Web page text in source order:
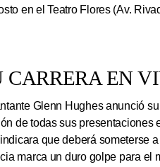
en el Teatro Flores (Av.
CARRERA EN
Glenn Hughes anunció
de todas sus presentaciones
que deberá someterse
marca un duro golpe para el